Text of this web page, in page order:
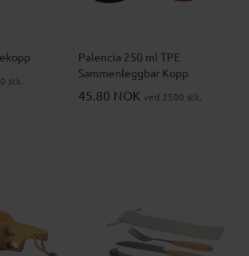
stk.
Palencia 250 ml TPE
Sammenleggbar Kopp
45.80 NOK ved 2500 stk.